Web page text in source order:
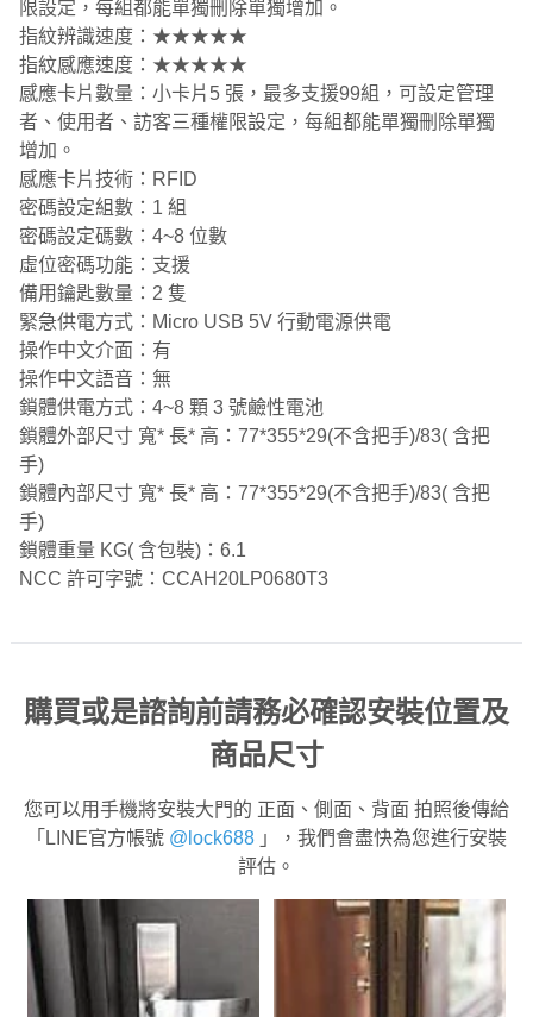
限設定，每組都能單獨刪除單獨增加。
指紋辨識速度：★★★★★
指紋感應速度：★★★★★
感應卡片數量：小卡片5 張，最多支援99組，可設定管理
者、使用者、訪客三種權限設定，每組都能單獨刪除單獨
增加。
感應卡片技術：RFID
密碼設定組數：1 組
密碼設定碼數：4~8 位數
虛位密碼功能：支援
備用鑰匙數量：2 隻
緊急供電方式：Micro USB 5V 行動電源供電
操作中文介面：有
操作中文語音：無
鎖體供電方式：4~8 顆 3 號鹼性電池
鎖體外部尺寸 寬* 長* 高：77*355*29(不含把手)/83( 含把
手)
鎖體內部尺寸 寬* 長* 高：77*355*29(不含把手)/83( 含把
手)
鎖體重量 KG( 含包裝)：6.1
NCC 許可字號：CCAH20LP0680T3
購買或是諮詢前請務必確認安裝位置及
商品尺寸
您可以用手機將安裝大門的 正面、側面、背面 拍照後傳給
「LINE官方帳號 @lock688」，我們會盡快為您進行安裝
評估。